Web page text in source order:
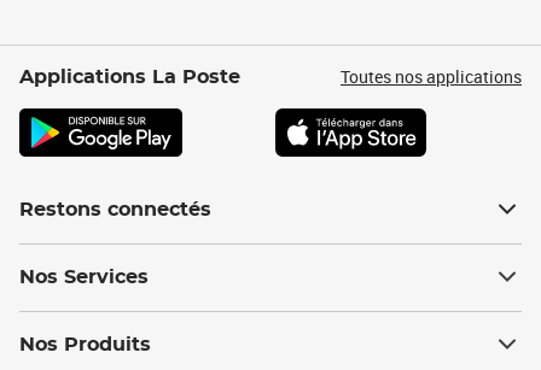
Applications La Poste Toutes nos applications
Restons connectés
Nos Services
Nos Produits